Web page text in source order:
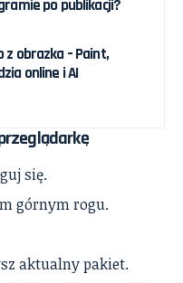
po publikacji?
z obrazka – Paint,
online i AI
się.
górnym rogu.
aktualny pakiet.